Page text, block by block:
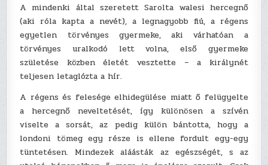
A mindenki által szeretett Sarolta walesi hercegnő
(aki róla kapta a nevét), a legnagyobb fiú, a régens
egyetlen törvényes gyermeke, aki várhatóan a
törvényes uralkodó lett volna, első gyermeke
születése közben életét vesztette – a királynét
teljesen letaglózta a hír.
A régens és felesége elhidegülése miatt ő felügyelte
a hercegnő neveltetését, így különösen a szívén
viselte a sorsát, az pedig külön bántotta, hogy a
londoni tömeg egy része is ellene fordult egy-egy
tüntetésen. Mindezek aláásták az egészségét, s az